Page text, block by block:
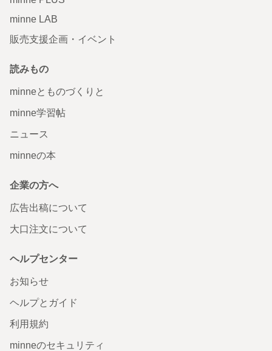
minne LAB
販売支援企画・イベント
読みもの
minneとものづくりと
minne学習帖
ニュース
minneの本
企業の方へ
広告出稿について
大口注文について
ヘルプセンター
お知らせ
ヘルプとガイド
利用規約
minneのセキュリティ